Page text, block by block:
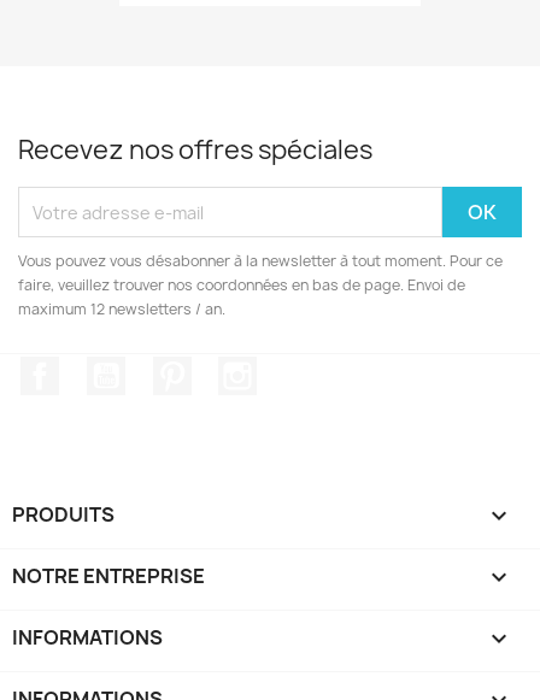
Recevez nos offres spéciales
Vous pouvez vous désabonner à la newsletter à tout moment. Pour ce
faire, veuillez trouver nos coordonnées en bas de page. Envoi de
maximum 12 newsletters / an.
PRODUITS 
NOTRE ENTREPRISE 
INFORMATIONS 